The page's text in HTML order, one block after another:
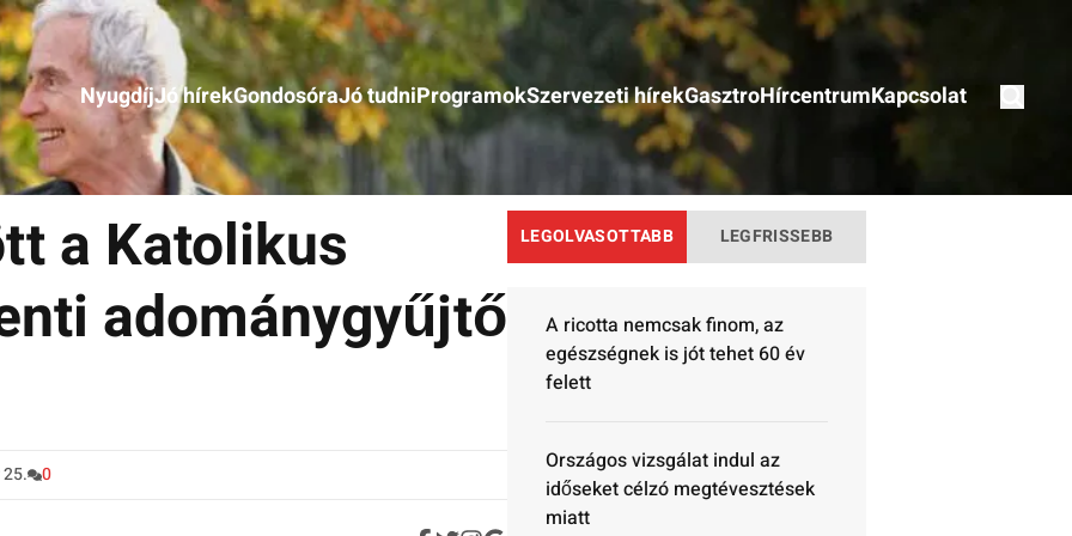
NyugdíjJó hírekGondosóraJó tudniProgramokSzervezeti hírekGasztroHírcentrumKapcsolat
a Katolikus
adománygyűjtő
0
LEGOLVASOTTABB LEGFRISSEBB
A ricotta nemcsak finom, az
egészségnek is jót tehet 60 év
felett
Országos vizsgálat indul az
időseket célzó megtévesztések
miatt